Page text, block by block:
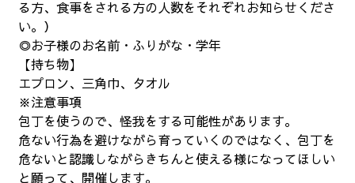
る方、食事をされる方の人数をそれぞれお知らせくださ
い。）
◎お子様のお名前・ふりがな・学年
【持ち物】
エプロン、三角巾、タオル
※注意事項
包丁を使うので、怪我をする可能性があります。
危ない行為を避けながら育っていくのではなく、包丁を
危ないと認識しながらきちんと使える様になってほしい
と願って、開催します。